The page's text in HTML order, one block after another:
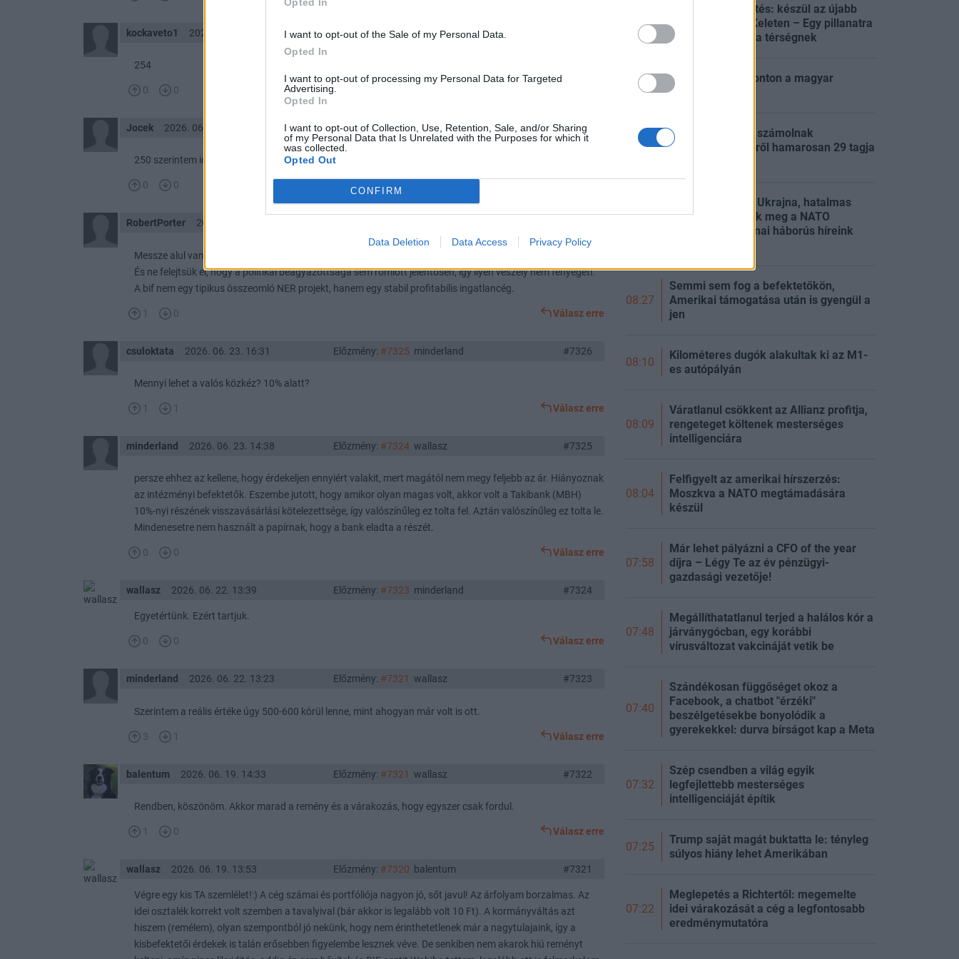
I want to opt-out of the Sale of my Personal Data.
Opted In
I want to opt-out of processing my Personal Data for Targeted
Advertising.
Opted In
I want to opt-out of Collection, Use, Retention, Sale, and/or Sharing
of my Personal Data that Is Unrelated with the Purposes for which it
was collected.
Opted Out
CONFIRM
Data Deletion Data Access Privacy Policy
kockaveto1 2026. 06. 24. 17:13
254
0 0
Jocek 2026. 06. 24. 14:33 Előzmény:#7298Jocek #7328
250 szerintem időben jeleztem.
0 0
RobertPorter 2026. 06. 24. 14:23
Messze alul van értékelve a cég jelenleg.
És ne felejtsük el, hogy a politikai beágyazottsága sem romlott jelentősen, így ilyen veszély nem fenyegeti.
A bif nem egy tipikus összeomló NER projekt, hanem egy stabil profitabilis ingatlancég.
1 0 Válasz erre
csuloktata 2026. 06. 23. 16:31 Előzmény: #7325 minderland #7326
Mennyi lehet a valós közkéz? 10% alatt?
1 1 Válasz erre
minderland 2026. 06. 23. 14:38 Előzmény: #7324wallasz #7325
persze ehhez az kellene, hogy érdekeljen ennyiért valakit, mert magától nem megy feljebb az ár. Hiányoznak
az intézményi befektetők. Eszembe jutott, hogy amikor olyan magas volt, akkor volt a Takibank (MBH)
10%-nyi részének visszavásárlási kötelezettsége, így valószínűleg ez tolta fel. Aztán valószínűleg ez tolta le.
Mindenesetre nem használt a papírnak, hogy a bank eladta a részét.
0 0 Válasz erre
wallasz 2026. 06. 22. 13:39 Előzmény: #7323 minderland #7324
Egyetértünk. Ezért tartjuk.
0 0 Válasz erre
minderland 2026. 06. 22. 13:23 Előzmény: #7321 wallasz #7323
Szerintem a reális értéke úgy 500-600 körül lenne, mint ahogyan már volt is ott.
3 1 Válasz erre
balentum 2026. 06. 19. 14:33 Előzmény: #7321 wallasz #7322
Rendben, köszönöm. Akkor marad a remény és a várakozás, hogy egyszer csak fordul.
1 0 Válasz erre
wallasz 2026. 06. 19. 13:53 Előzmény: #7320 balentum #7321
Végre egy kis TA szemlélet!:) A cég számai és portfóliója nagyon jó, sőt javul! Az árfolyam borzalmas. Az
idei osztalék korrekt volt szemben a tavalyival (bár akkor is legalább volt 10 Ft). A kormányváltás azt
hiszem (remélem), olyan szempontból jó nekünk, hogy nem érinthetetlenek már a nagytulajaink, így a
kisbefektetői érdekek is talán erősebben figyelembe lesznek véve. De senkiben nem akarok hiú reményt
08:32
Hírszerzési jelentés: készül az újabb
háború a Közel-Keleten – Egy pillanatra
sem lesz nyugta a térségnek
08:30
Évtizedes mélyponton a magyar
infláció!
08:30
Páros bővítéssel számolnak
Brüsszelben, 27-ről hamarosan 29 tagja
Elitklubba lép be Ukrajna, hatalmas
robbanást előztek meg a NATO
repterén – Ukrajnai háborús híreink
08:27
Semmi sem fog a befektetőkön,
Amerikai támogatása után is gyengül a
jen
08:10
Kilométeres dugók alakultak ki az M1-
es autópályán
08:09
Váratlanul csökkent az Allianz profitja,
rengeteget költenek mesterséges
intelligenciára
08:04
Felfigyelt az amerikai hírszerzés:
Moszkva a NATO megtámadására
készül
07:58
Már lehet pályázni a CFO of the year
díjra – Légy Te az év pénzügyi-
gazdasági vezetője!
07:48
Megállíthatatlanul terjed a halálos kór a
járványgócban, egy korábbi
vírusváltozat vakcináját vetik be
07:40
Szándékosan függőséget okoz a
Facebook, a chatbot "érzéki"
beszélgetésekbe bonyolódik a
gyerekekkel: durva bírságot kap a Meta
07:32
Szép csendben a világ egyik
legfejlettebb mesterséges
intelligenciáját építik
07:25
Trump saját magát buktatta le: tényleg
súlyos hiány lehet Amerikában
07:22
Meglepetés a Richtertől: megemelte
idei várakozását a cég a legfontosabb
eredménymutatóra